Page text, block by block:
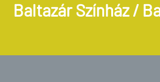
Baltazár Színház /